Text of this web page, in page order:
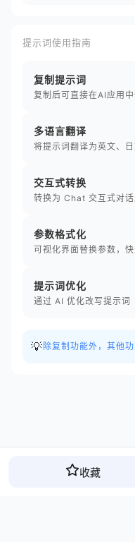
提示词使用指南
复制提示词
复制后可直接在AI应用中
多语言翻译
将提示词翻译为英文、
交互式转换
转换为 Chat 交互式对
参数格式化
可视化界面替换参数，
提示词优化
通过 AI 优化改写提示词
💡 除复制功能外，其他
收藏